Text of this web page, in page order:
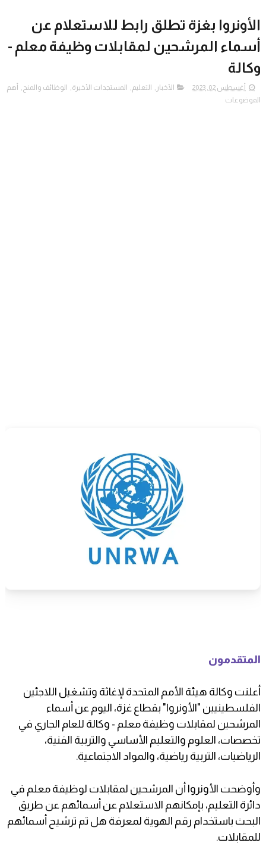
الأونروا بغزة تطلق رابط للاستعلام عن
أسماء المرشحين لمقابلات وظيفة معلم -
وكالة
أغسطس 02, 2023 الأخبار , التعليم, المستجدات الأخيرة, الوظائف والمنح ,
أهم
الموضوعات
المتقدمون
أعلنت وكالة هيئة الأمم المتحدة لإغاثة وتشغيل اللاجئين
الفلسطينيين "الأونروا" بقطاع غزة، اليوم عن أسماء
المرشحين لمقابلات وظيفة معلم - وكالة للعام الجاري في
تخصصات، العلوم والتعليم الأساسي والتربية الفنية،
الرياضيات، التربية رياضية، والمواد الاجتماعية.
وأوضحت الأونروا أن المرشحين لمقابلات لوظيفة معلم في
دائرة التعليم، بإمكانهم الاستعلام عن أسمائهم عن طريق
البحث باستخدام رقم الهوية لمعرفة هل تم ترشيح أسمائهم
للمقابلات.